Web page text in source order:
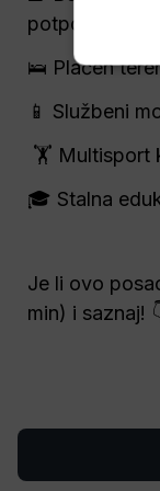
potpore
🛌 Plaćen
📱 Službeni
🏋️ Multisport
🎓 Stalna
Je li ovo
min) i saznaj!